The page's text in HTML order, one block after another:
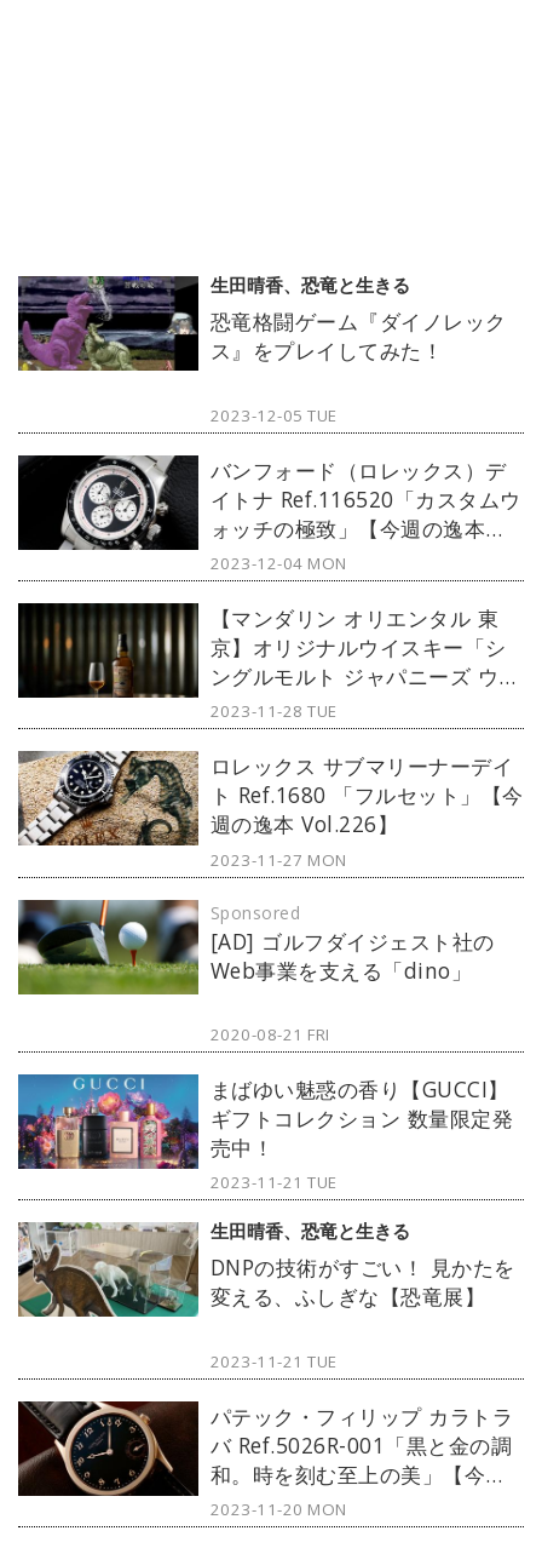
恐竜格闘ゲーム『ダイノレック
ス』をプレイしてみた！
2023-12-05 TUE
生田晴香、恐竜と生きる
バンフォード（ロレックス）デ
イトナ Ref.116520「カスタムウ
ォッチの極致」【今週の逸本
Vol.227】
2023-12-04 MON
【マンダリン オリエンタル 東
京】オリジナルウイスキー「シ
ングルモルト ジャパニーズ ウイ
スキー 桜尾」数量限定にて販売
2023-11-28 TUE
ロレックス サブマリーナーデイ
ト Ref.1680 「フルセット」【今
週の逸本 Vol.226】
2023-11-27 MON
[AD] ゴルフダイジェスト社の
Web事業を支える「dino」
Sponsored
2020-08-21 FRI
まばゆい魅惑の香り【GUCCI】
ギフトコレクション 数量限定発
売中！
2023-11-21 TUE
DNPの技術がすごい！ 見かたを
変える、ふしぎな【恐竜展】
2023-11-21 TUE
生田晴香、恐竜と生きる
パテック・フィリップ カラトラ
バ Ref.5026R-001「黒と金の調
和。時を刻む至上の美」【今週
の逸本 Vol.225】
2023-11-20 MON